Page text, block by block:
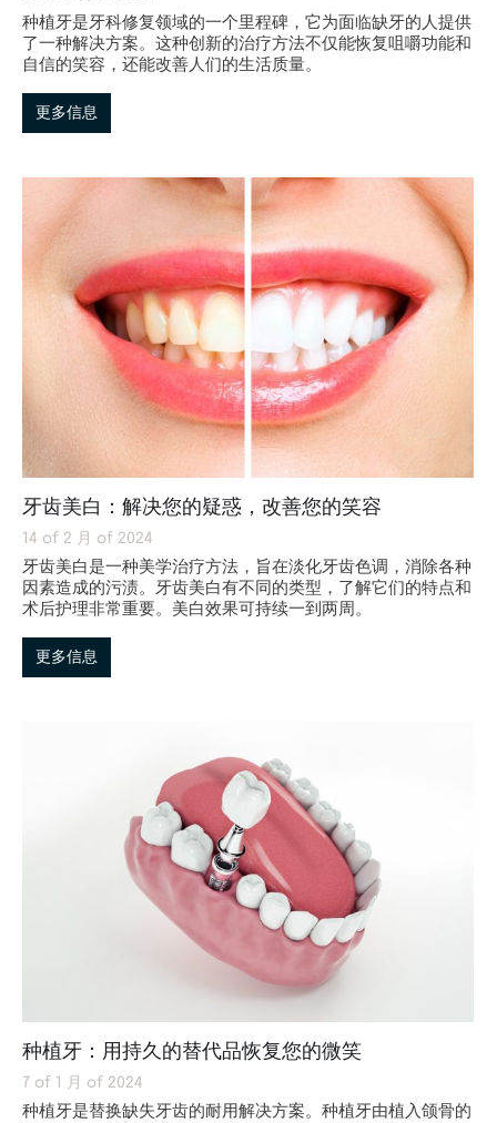
种植牙是牙科修复领域的一个里程碑，它为面临缺牙的人提供
了一种解决方案。这种创新的治疗方法不仅能恢复咀嚼功能和
自信的笑容，还能改善人们的生活质量。
更多信息
牙齿美白：解决您的疑惑，改善您的笑容
14 of 2 月 of 2024
牙齿美白是一种美学治疗方法，旨在淡化牙齿色调，消除各种
因素造成的污渍。牙齿美白有不同的类型，了解它们的特点和
术后护理非常重要。美白效果可持续一到两周。
更多信息
种植牙：用持久的替代品恢复您的微笑
7 of 1 月 of 2024
种植牙是替换缺失牙齿的耐用解决方案。种植牙由植入颌骨的